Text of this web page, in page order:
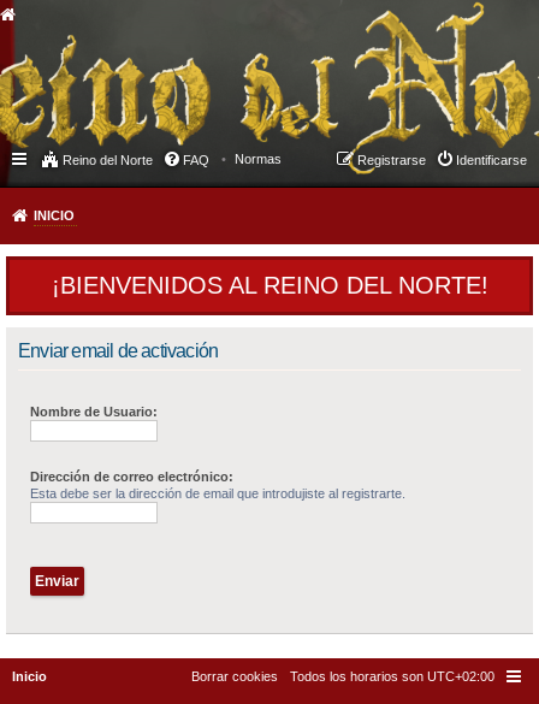
Reino del Norte FAQ Normas Identificarse
Registrarse
INICIO
¡BIENVENIDOS AL REINO DEL NORTE!
Enviar email de activación
Nombre de Usuario:
Dirección de correo electrónico:
Esta debe ser la dirección de email que introdujiste al registrarte.
Inicio Todos los horarios son UTC+02:00
Borrar cookies